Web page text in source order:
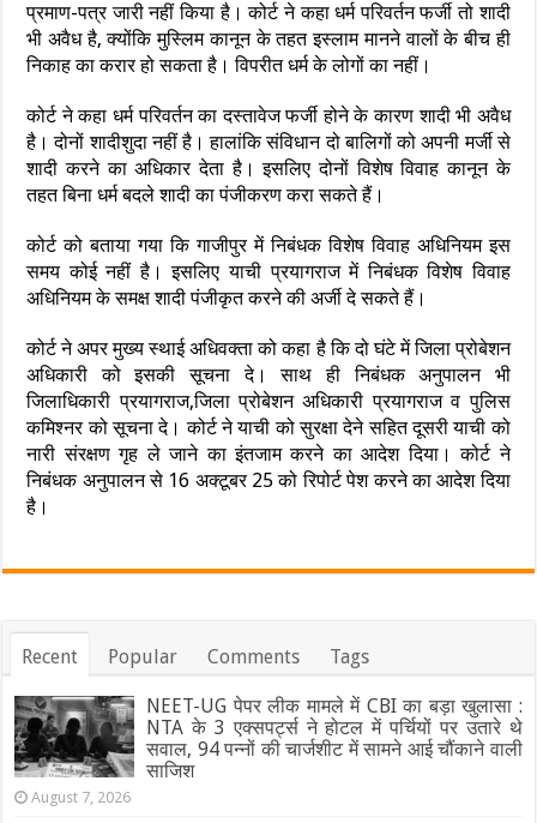
प्रमाण-पत्र जारी नहीं किया है। कोर्ट ने कहा धर्म परिवर्तन फर्जी तो शादी
भी अवैध है, क्योंकि मुस्लिम कानून के तहत इस्लाम मानने वालों के बीच ही
निकाह का करार हो सकता है। विपरीत धर्म के लोगों का नहीं।
कोर्ट ने कहा धर्म परिवर्तन का दस्तावेज फर्जी होने के कारण शादी भी अवैध
है। दोनों शादीशुदा नहीं है। हालांकि संविधान दो बालिगों को अपनी मर्जी से
शादी करने का अधिकार देता है। इसलिए दोनों विशेष विवाह कानून के
तहत बिना धर्म बदले शादी का पंजीकरण करा सकते हैं।
कोर्ट को बताया गया कि गाजीपुर में निबंधक विशेष विवाह अधिनियम इस
समय कोई नहीं है। इसलिए याची प्रयागराज में निबंधक विशेष विवाह
अधिनियम के समक्ष शादी पंजीकृत करने की अर्जी दे सकते हैं।
कोर्ट ने अपर मुख्य स्थाई अधिवक्ता को कहा है कि दो घंटे में जिला प्रोबेशन
अधिकारी को इसकी सूचना दे। साथ ही निबंधक अनुपालन भी
जिलाधिकारी प्रयागराज,जिला प्रोबेशन अधिकारी प्रयागराज व पुलिस
कमिश्नर को सूचना दे। कोर्ट ने याची को सुरक्षा देने सहित दूसरी याची को
नारी संरक्षण गृह ले जाने का इंतजाम करने का आदेश दिया। कोर्ट ने
निबंधक अनुपालन से 16 अक्टूबर 25 को रिपोर्ट पेश करने का आदेश दिया
है।
Recent Popular Comments Tags
NEET-UG पेपर लीक मामले में CBI का बड़ा खुलासा :
NTA के 3 एक्सपर्ट्स ने होटल में पर्चियों पर उतारे थे
सवाल, 94 पन्नों की चार्जशीट में सामने आई चौंकाने वाली
साजिश
August 7, 2026